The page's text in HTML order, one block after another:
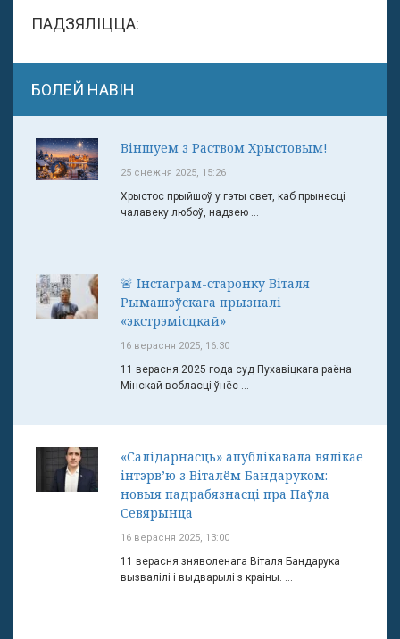
ПАДЗЯЛІЦЦА:
БОЛЕЙ НАВІН
Віншуем з Раством Хрыстовым!
25 снежня 2025, 15:26
Хрыстос прыйшоў у гэты свет, каб прынесці
чалавеку любоў, надзею ...
🚨 Інстаграм-старонку Віталя
Рымашэўскага прызналі
«экстрэмісцкай»
16 верасня 2025, 16:30
11 верасня 2025 года суд Пухавіцкага раёна
Мінскай вобласці ўнёс ...
«Салідарнасць» апублікавала вялікае
інтэрв’ю з Віталём Бандаруком:
новыя падрабязнасці пра Паўла
Севярынца
16 верасня 2025, 13:00
11 верасня зняволенага Віталя Бандарука
вызвалілі і выдварылі з краіны. ...